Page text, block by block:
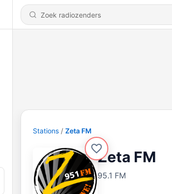
Stations Zeta FM
Zeta FM
95.1 FM